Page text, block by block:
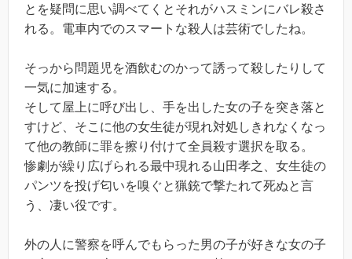
とを疑問に思い調べてくとそれがハスミンにバレ殺さ
れる。電車内でのスマートな殺人は芸術でしたね。
そっから問題児を酒飲むのかって誘って殺したりして
一気に加速する。
そして屋上に呼び出し、手を出した女の子を突き落と
すけど、そこに他の女生徒が現れ対処しきれなくなっ
て他の教師に罪を擦り付けて全員殺す選択を取る。
惨劇が繰り広げられる最中現れる山田孝之、女生徒の
パンツを投げ匂いを嗅ぐと猟銃で撃たれて死ぬと言
う、凄い役です。
外の人に警察を呼んでもらった男の子が好きな女の子